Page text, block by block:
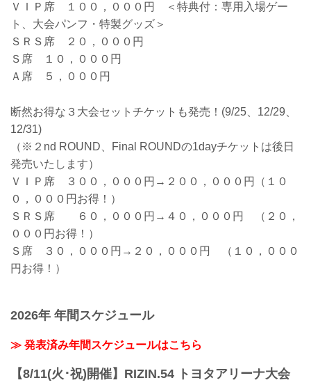
ＶＩＰ席 １００，０００円 ＜特典付：専用入場ゲー
ト、大会パンフ・特製グッズ＞
ＳＲＳ席 ２０，０００円
Ｓ席 １０，０００円
Ａ席 ５，０００円
断然お得な３大会セットチケットも発売！(9/25、12/29、
12/31)
（※２nd ROUND、Final ROUNDの1dayチケットは後日
発売いたします）
ＶＩＰ席 ３００，０００円→２００，０００円（１０
０，０００円お得！）
ＳＲＳ席 ６０，０００円→４０，０００円 （２０，
０００円お得！）
Ｓ席 ３０，０００円→２０，０００円 （１０，０００
円お得！）
2026年 年間スケジュール
≫ 発表済み年間スケジュールはこちら
【8/11(火･祝)開催】RIZIN.54 トヨタアリーナ大会